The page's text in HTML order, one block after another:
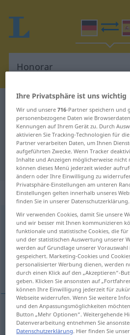
Deutsch-Spanisch
"Honorar"
"Honorar" Spanisch
„Honorar“:
Honorar [honoˈraːr]n <Honorars;
Übersicht aller
(Für mehr Details die Übersetzung
honorarios
honorariosmpl Honorar
Ihre Privatsphäre ist uns wichtig
Wir und unsere716-Partner speichern und
personenbezogene Daten wie
Kennungen auf Ihrem Gerät zu. Durch
aktivieren Sie Tracking-Technologien für
Partner verarbeiten Daten, um Ihnen
aufgeführten Zwecke. Wenn Tracker
Inhalte und Anzeigen möglicherweise nicht
können dieses Menü jederzeit wieder
ändern oder Ihre Einwilligung zu
Privatsphäre-Einstellungen am unteren
Einstellungen gelten innerhalb unseres
finden Sie in unserer Datenschutzerklärung.
Wir verwenden Cookies, damit Sie unsere
und wir besser mit Ihnen kommunizieren
funktionale und statistische Cookies, die
und der statistischen Auswertung unserer
werden auf Grundlage unserer
gespeichert. Marketing-Cookies und
personalisierter Werbung dienen, werden
durch einen Klick auf den „Akzeptieren“-
geben. Klicken Sie ansonsten auf
können Ihre Einwilligung jederzeit für
Webseite widerrufen. Wenn Sie weitere
und den Anpassungsmöglichkeiten
Button „Mehr Optionen“. Weitergehende
Datenverarbeitung entnehmen Sie
Datenschutzerklärung. Hier finden Sie